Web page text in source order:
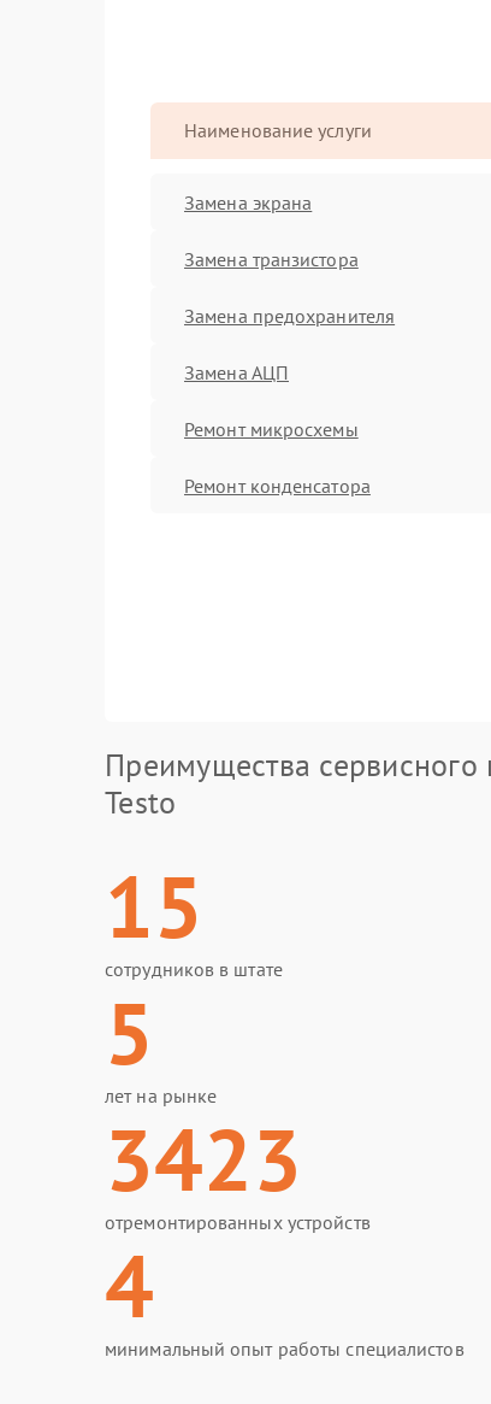
Наименование услуги
Замена экрана
Замена транзистора
Замена предохранителя
Замена АЦП
Ремонт микросхемы
Ремонт конденсатора
Преимущества сервисного
Testo
15
сотрудников в штате
5
лет на рынке
3423
отремонтированных устройств
4
минимальный опыт работы специалистов